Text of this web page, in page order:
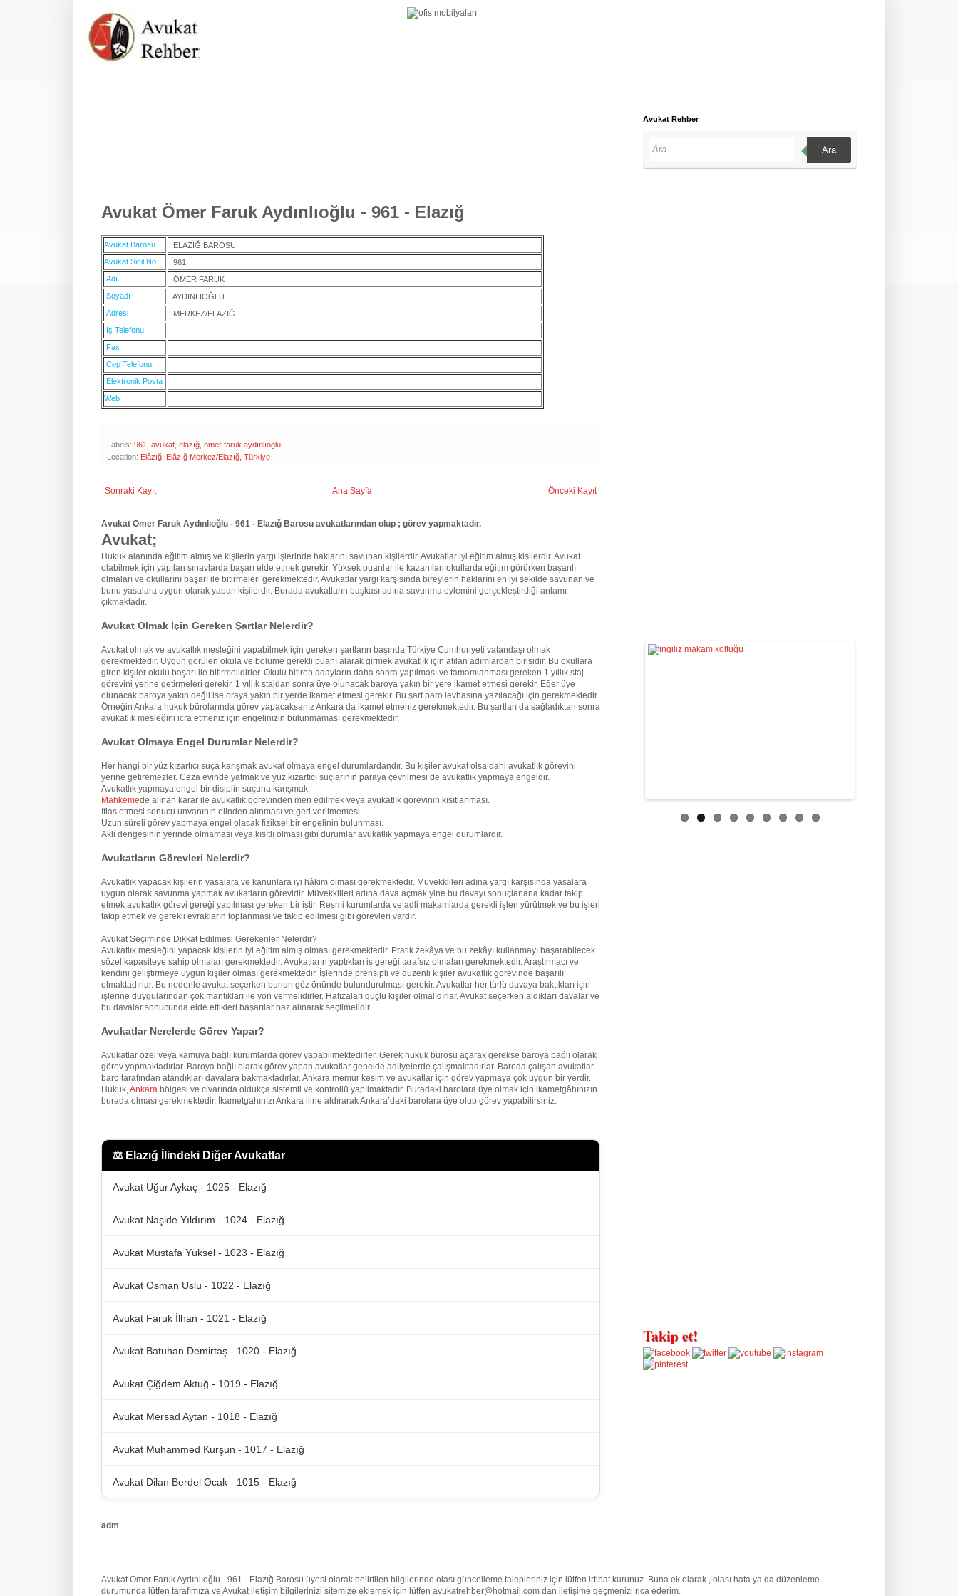
Avukat Ömer Faruk Aydınlıoğlu - 961 - Elazığ
Avukat Barosu
: ELAZIĞ BAROSU
Avukat Sicil No
: 961
Adı
: ÖMER FARUK
Soyadı
: AYDINLIOĞLU
Adresi
: MERKEZ/ELAZIĞ
İş Telefonu
:
Fax
:
Cep Telefonu
:
Elektronik Posta
:
Web
:
Labels: 961 avukat elazığ ömer faruk aydınlıoğlu
Location: Elâzığ, Elâzığ Merkez/Elazığ, Türkiye
Sonraki Kayıt Önceki Kayıt
Ana Sayfa
Avukat Ömer Faruk Aydınlıoğlu - 961 - Elazığ Barosu avukatlarından olup ; görev yapmaktadır.
Avukat;
Hukuk alanında eğitim almış ve kişilerin yargı işlerinde haklarını savunan kişilerdir. Avukatlar iyi eğitim almış kişilerdir. Avukat
olabilmek için yapılan sınavlarda başarı elde etmek gerekir. Yüksek puanlar ile kazanılan okullarda eğitim görürken başarılı
olmaları ve okullarını başarı ile bitirmeleri gerekmektedir. Avukatlar yargı karşısında bireylerin haklarını en iyi şekilde savunan ve
bunu yasalara uygun olarak yapan kişilerdir. Burada avukatların başkası adına savunma eylemini gerçekleştirdiği anlamı
çıkmaktadır.
Avukat Olmak İçin Gereken Şartlar Nelerdir?
Avukat olmak ve avukatlık mesleğini yapabilmek için gereken şartların başında Türkiye Cumhuriyeti vatandaşı olmak
gerekmektedir. Uygun görülen okula ve bölüme gerekli puanı alarak girmek avukatlık için atılan adımlardan birisidir. Bu okullara
giren kişiler okulu başarı ile bitirmelidirler. Okulu bitiren adayların daha sonra yapılması ve tamamlanması gereken 1 yıllık staj
görevini yerine getirmeleri gerekir. 1 yıllık stajdan sonra üye olunacak baroya yakın bir yere ikamet etmesi gerekir. Eğer üye
olunacak baroya yakın değil ise oraya yakın bir yerde ikamet etmesi gerekir. Bu şart baro levhasına yazılacağı için gerekmektedir.
Örneğin Ankara hukuk bürolarında görev yapacaksanız Ankara da ikamet etmeniz gerekmektedir. Bu şartları da sağladıktan sonra
avukatlık mesleğini icra etmeniz için engelinizin bulunmaması gerekmektedir.
Avukat Olmaya Engel Durumlar Nelerdir?
Her hangi bir yüz kızartıcı suça karışmak avukat olmaya engel durumlardandır. Bu kişiler avukat olsa dahi avukatlık görevini
yerine getiremezler. Ceza evinde yatmak ve yüz kızartıcı suçlarının paraya çevrilmesi de avukatlık yapmaya engeldir.
Avukatlık yapmaya engel bir disiplin suçuna karışmak.
Mahkemede alınan karar ile avukatlık görevinden men edilmek veya avukatlık görevinin kısıtlanması.
İflas etmesi sonucu unvanının elinden alınması ve geri verilmemesi.
Uzun süreli görev yapmaya engel olacak fiziksel bir engelinin bulunması.
Akli dengesinin yerinde olmaması veya kısıtlı olması gibi durumlar avukatlık yapmaya engel durumlardır.
Avukatların Görevleri Nelerdir?
Avukatlık yapacak kişilerin yasalara ve kanunlara iyi hâkim olması gerekmektedir. Müvekkilleri adına yargı karşısında yasalara
uygun olarak savunma yapmak avukatların görevidir. Müvekkilleri adına dava açmak yine bu davayı sonuçlanana kadar takip
etmek avukatlık görevi gereği yapılması gereken bir iştir. Resmi kurumlarda ve adli makamlarda gerekli işleri yürütmek ve bu işleri
takip etmek ve gerekli evrakların toplanması ve takip edilmesi gibi görevleri vardır.
Avukat Seçiminde Dikkat Edilmesi Gerekenler Nelerdir?
Avukatlık mesleğini yapacak kişilerin iyi eğitim almış olması gerekmektedir. Pratik zekâya ve bu zekâyı kullanmayı başarabilecek
sözel kapasiteye sahip olmaları gerekmektedir. Avukatların yaptıkları iş gereği tarafsız olmaları gerekmektedir. Araştırmacı ve
kendini geliştirmeye uygun kişiler olması gerekmektedir. İşlerinde prensipli ve düzenli kişiler avukatlık görevinde başarılı
olmaktadırlar. Bu nedenle avukat seçerken bunun göz önünde bulundurulması gerekir. Avukatlar her türlü davaya baktıkları için
işlerine duygularından çok mantıkları ile yön vermelidirler. Hafızaları güçlü kişiler olmalıdırlar. Avukat seçerken aldıkları davalar ve
bu davalar sonucunda elde ettikleri başarılar baz alınarak seçilmelidir.
Avukatlar Nerelerde Görev Yapar?
Avukatlar özel veya kamuya bağlı kurumlarda görev yapabilmektedirler. Gerek hukuk bürosu açarak gerekse baroya bağlı olarak
görev yapmaktadırlar. Baroya bağlı olarak görev yapan avukatlar genelde adliyelerde çalışmaktadırlar. Baroda çalışan avukatlar
baro tarafından atandıkları davalara bakmaktadırlar. Ankara memur kesim ve avukatlar için görev yapmaya çok uygun bir yerdir.
Hukuk,Ankara bölgesi ve civarında oldukça sistemli ve kontrollü yapılmaktadır. Buradaki barolara üye olmak için ikametgâhınızın
burada olması gerekmektedir. İkametgahınızı Ankara iline aldırarak Ankara’daki barolara üye olup görev yapabilirsiniz.
⚖️ Elazığ İlindeki Diğer Avukatlar
Avukat Uğur Aykaç - 1025 - Elazığ
Avukat Naşide Yıldırım - 1024 - Elazığ
Avukat Mustafa Yüksel - 1023 - Elazığ
Avukat Osman Uslu - 1022 - Elazığ
Avukat Faruk İlhan - 1021 - Elazığ
Avukat Batuhan Demirtaş - 1020 - Elazığ
Avukat Çiğdem Aktuğ - 1019 - Elazığ
Avukat Mersad Aytan - 1018 - Elazığ
Avukat Muhammed Kurşun - 1017 - Elazığ
Avukat Dilan Berdel Ocak - 1015 - Elazığ
adm
Avukat Rehber
Ara
Avukat Ömer Faruk Aydınlıoğlu - 961 - Elazığ Barosu üyesi olarak belirtilen bilgilerinde olası güncelleme talepleriniz için lütfen irtibat kurunuz. Buna ek olarak , olası hata ya da düzenleme
durumunda lütfen tarafımıza ve Avukat iletişim bilgilerinizi sitemize eklemek için lütfen avukatrehber@hotmail.com dan iletişime geçmenizi rica ederim.